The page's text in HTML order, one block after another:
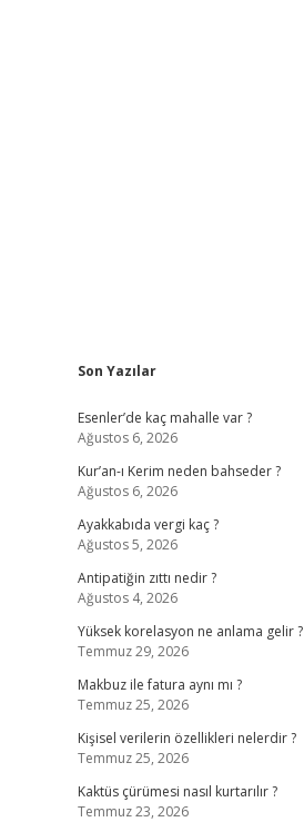
Sidebar
Son Yazılar
Esenler’de kaç mahalle var ?
Ağustos 6, 2026
Kur’an-ı Kerim neden bahseder ?
Ağustos 6, 2026
Ayakkabıda vergi kaç ?
Ağustos 5, 2026
Antipatiğin zıttı nedir ?
Ağustos 4, 2026
Yüksek korelasyon ne anlama gelir ?
Temmuz 29, 2026
Makbuz ile fatura aynı mı ?
Temmuz 25, 2026
Kişisel verilerin özellikleri nelerdir ?
Temmuz 25, 2026
Kaktüs çürümesi nasıl kurtarılır ?
Temmuz 23, 2026
ilbet giriş yap